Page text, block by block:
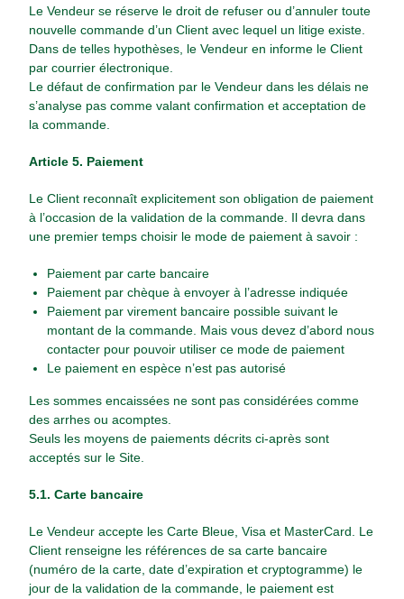
Le Vendeur se réserve le droit de refuser ou d’annuler toute
nouvelle commande d’un Client avec lequel un litige existe.
Dans de telles hypothèses, le Vendeur en informe le Client
par courrier électronique.
Le défaut de confirmation par le Vendeur dans les délais ne
s’analyse pas comme valant confirmation et acceptation de
la commande.
Article 5. Paiement
Le Client reconnaît explicitement son obligation de paiement
à l’occasion de la validation de la commande. Il devra dans
une premier temps choisir le mode de paiement à savoir :
Paiement par carte bancaire
Paiement par chèque à envoyer à l’adresse indiquée
Paiement par virement bancaire possible suivant le
montant de la commande. Mais vous devez d’abord nous
contacter pour pouvoir utiliser ce mode de paiement
Le paiement en espèce n’est pas autorisé
Les sommes encaissées ne sont pas considérées comme
des arrhes ou acomptes.
Seuls les moyens de paiements décrits ci-après sont
acceptés sur le Site.
5.1. Carte bancaire
Le Vendeur accepte les Carte Bleue, Visa et MasterCard. Le
Client renseigne les références de sa carte bancaire
(numéro de la carte, date d’expiration et cryptogramme) le
jour de la validation de la commande, le paiement est